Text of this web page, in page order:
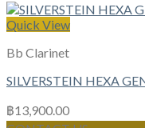
Quick View
Bb Clarinet
SILVERSTEIN HEXA
฿13,900.00